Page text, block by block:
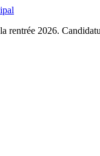
rentrée 2026.